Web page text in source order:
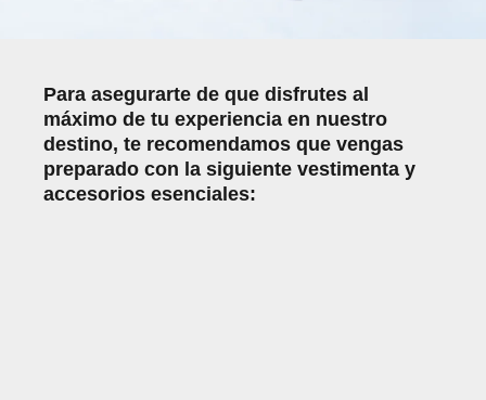
Para asegurarte de que disfrutes al
máximo de tu experiencia en nuestro
destino, te recomendamos que vengas
preparado con la siguiente vestimenta y
accesorios esenciales: